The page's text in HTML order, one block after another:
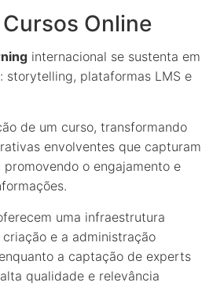
Online
internacional se sustenta em
storytelling, plataformas LMS e
de um curso, transformando
envolventes que capturam
promovendo o engajamento e
uma infraestrutura
e a administração
a captação de experts
qualidade e relevância